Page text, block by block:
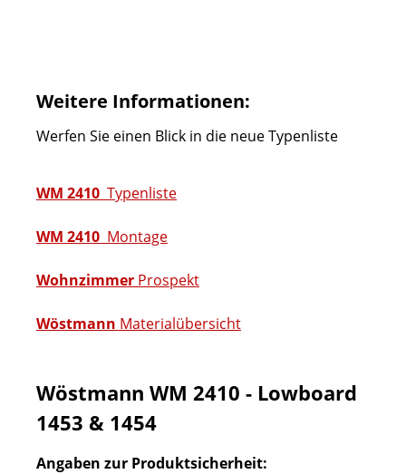
Weitere Informationen:
Werfen Sie einen Blick in die neue Typenliste
WM 2410 Typenliste
WM 2410 Montage
Wohnzimmer Prospekt
Wöstmann Materialübersicht
Wöstmann WM 2410 - Lowboard
1453 & 1454
Angaben zur Produktsicherheit: